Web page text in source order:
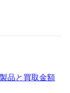
品と買取金額